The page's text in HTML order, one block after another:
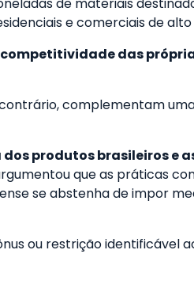
e comerciais de
das
complementam
produtos brasileiros e
que as práticas
se abstenha de impor
ou restrição identificável